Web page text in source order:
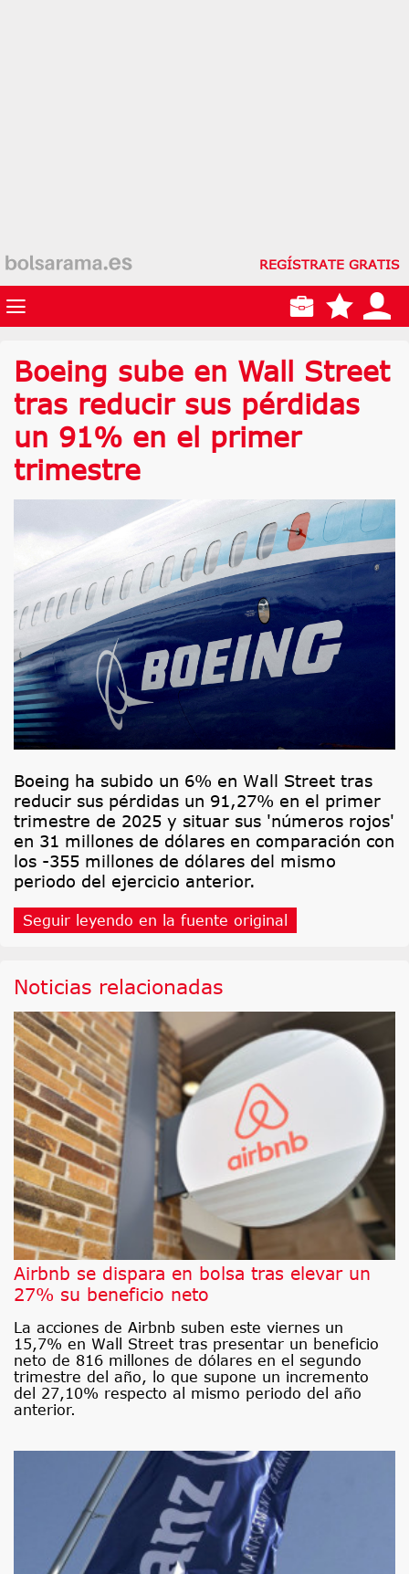
REGÍSTRATE GRATIS
Boeing sube en Wall Street
tras reducir sus pérdidas
un 91% en el primer
trimestre
Boeing ha subido un 6% en Wall Street tras
reducir sus pérdidas un 91,27% en el primer
trimestre de 2025 y situar sus 'números rojos'
en 31 millones de dólares en comparación con
los -355 millones de dólares del mismo
periodo del ejercicio anterior.
Seguir leyendo en la fuente original
Noticias relacionadas
Airbnb se dispara en bolsa tras elevar un
27% su beneficio neto
La acciones de Airbnb suben este viernes un
15,7% en Wall Street tras presentar un beneficio
neto de 816 millones de dólares en el segundo
trimestre del año, lo que supone un incremento
del 27,10% respecto al mismo periodo del año
anterior.